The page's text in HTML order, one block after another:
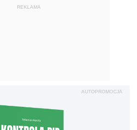
REKLAMA
AUTOPROMOCJA